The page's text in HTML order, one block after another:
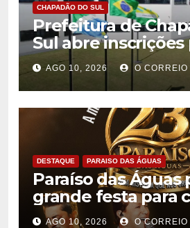
CHAPADÃO DO SUL
Prefeitura de
Sul abre inscrições
processo seletivo
salários de até R$
AGO 10, 2026 O CORREIO
DESTAQUE PARAISO DAS ÁGUAS
Paraíso das Águas
grande festa para
23 anos com
AGO 10, 2026 O CORREIO